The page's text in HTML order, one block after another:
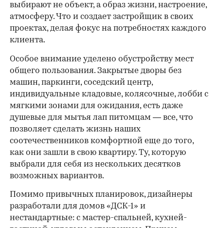
выбирают не объект, а образ жизни, настроение,
атмосферу. Что и создает застройщик в своих
проектах, делая фокус на потребностях каждого
клиента.
00:00 / 00:00
Особое внимание уделено обустройству мест
общего пользования. Закрытые дворы без
машин, паркинги, соседский центр,
индивидуальные кладовые, колясочные, лобби с
мягкими зонами для ожидания, есть даже
душевые для мытья лап питомцам — все, что
позволяет сделать жизнь наших
соотечественников комфортной еще до того,
как они зашли в свою квартиру. Ту, которую
выбрали для себя из нескольких десятков
возможных вариантов.
Помимо привычных планировок, дизайнеры
разработали для домов «ДСК-1» и
нестандартные: с мастер-спальней, кухней-